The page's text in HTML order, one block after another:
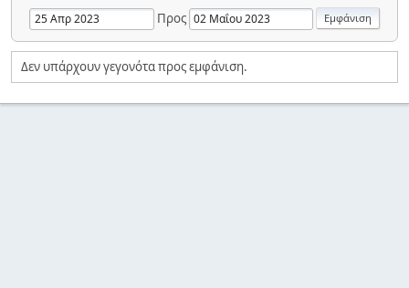
Προς
Δεν υπάρχουν γεγονότα προς εμφάνιση.